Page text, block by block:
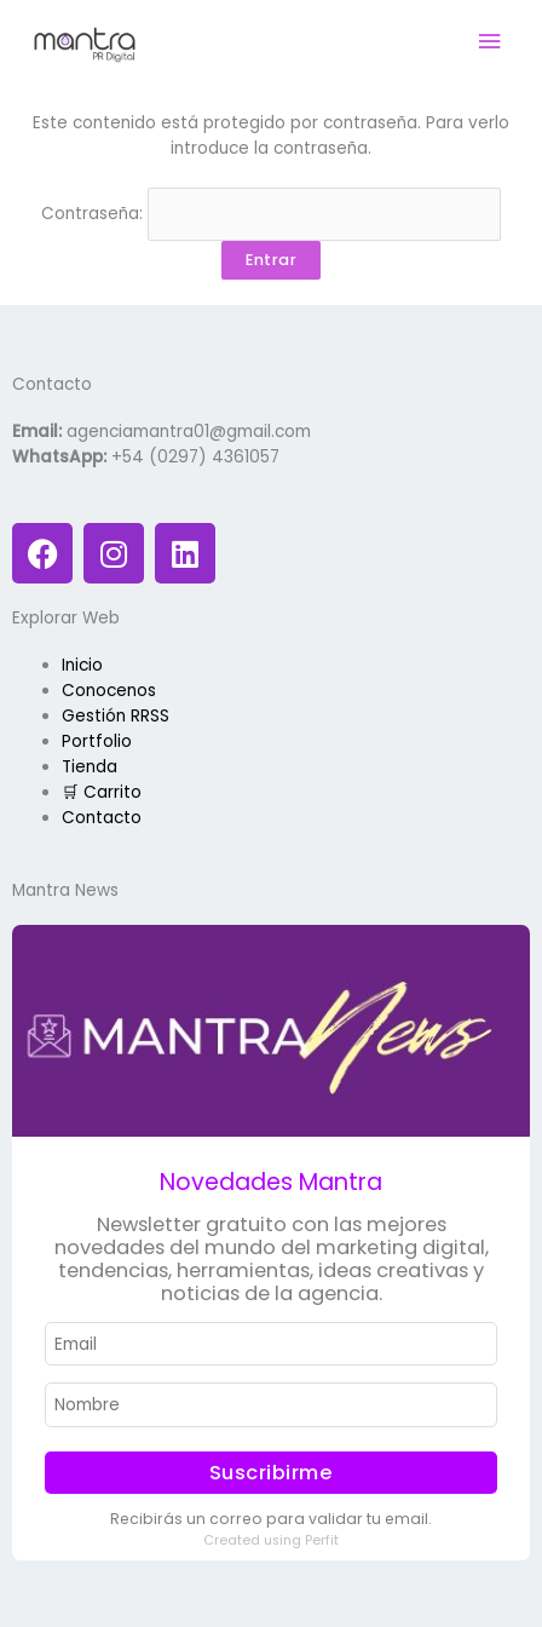
Este contenido está protegido por contraseña. Para verlo
introduce la contraseña.
Contraseña:
Contacto
Email: agenciamantra01@gmail.com
WhatsApp: +54 (0297) 4361057
F
a
c
e
b
o
o
k
I
n
s
t
g
r
a
m
L
i
n
Explorar Web
Inicio
Conocenos
Gestión RRSS
Portfolio
Tienda
🛒 Carrito
Contacto
Mantra News
Novedades Mantra
Newsletter gratuito con las mejores
novedades del mundo del marketing digital,
tendencias, herramientas, ideas creativas y
noticias de la agencia.
Suscribirme
Recibirás un correo para validar tu email.
Created using Perfit